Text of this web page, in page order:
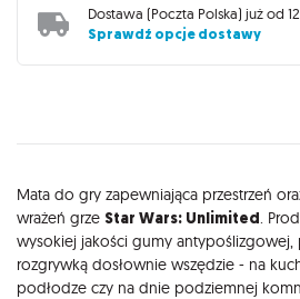
Dostawa (Poczta Polska) już od
Sprawdź opcje dostawy
Opis
Mata do gry zapewniająca przestrzeń
wrażeń grze Star Wars: Unlimited.
wysokiej jakości gumy antypoślizgowej,
rozgrywką dosłownie wszędzie - na
podłodze czy na dnie podziemnej